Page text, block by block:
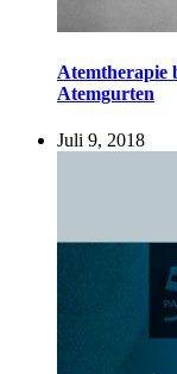
Atemtherapie
Atemgurten
Juli 9, 2018